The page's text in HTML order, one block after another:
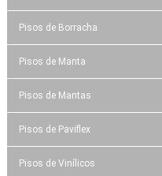
Pisos de Borracha
Pisos de Manta
Pisos de Mantas
Pisos de Paviflex
Pisos de Vinílicos